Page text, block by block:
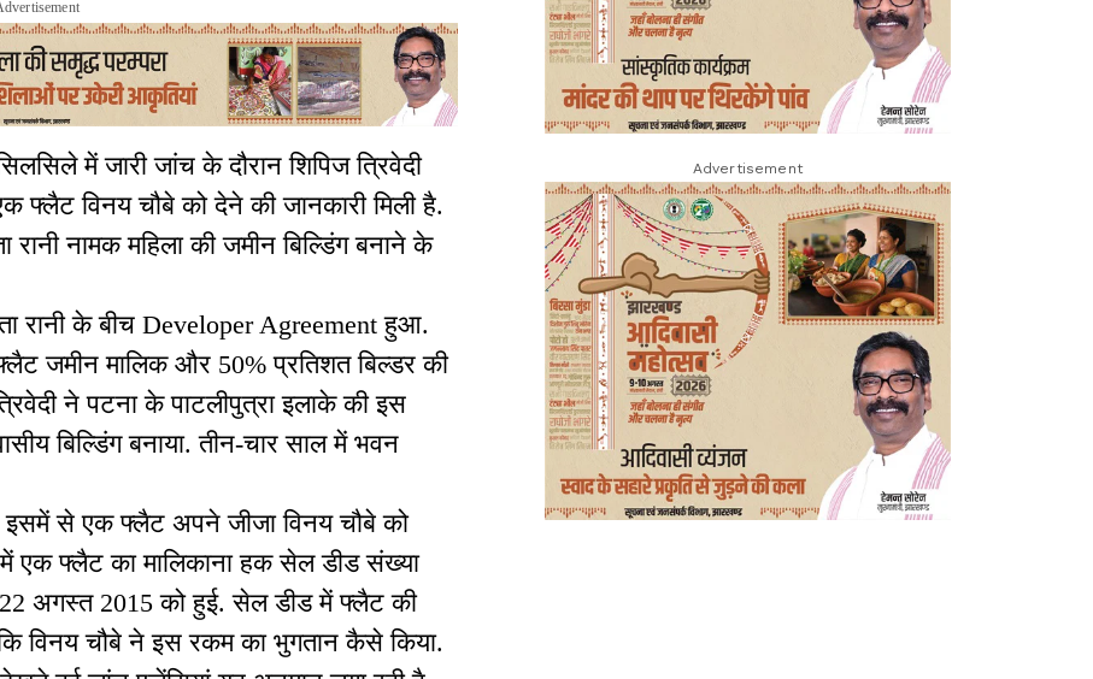
में जारी जांच के दौरान शिपिज त्रिवेदी
फ्लैट विनय चौबे को देने की जानकारी मिली है.
नामक महिला की जमीन बिल्डिंग बनाने के
रानी के बीच Developer Agreement हुआ.
जमीन मालिक और 50% प्रतिशत बिल्डर की
ने पटना के पाटलीपुत्रा इलाके की इस
बिल्डिंग बनाया. तीन-चार साल में भवन
ने इसमें से एक फ्लैट अपने जीजा विनय चौबे को
एक फ्लैट का मालिकाना हक सेल डीड संख्या
22 अगस्त 2015 को हुई. सेल डीड में फ्लैट की
विनय चौबे ने इस रकम का भुगतान कैसे किया.
Advertisement